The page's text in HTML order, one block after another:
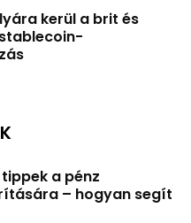
kerül a brit és
a pénz
– hogyan segít